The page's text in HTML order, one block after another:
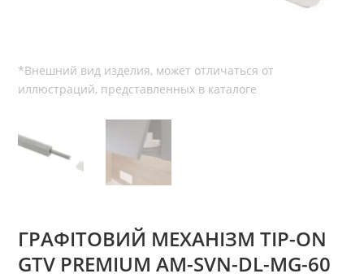
ГРАФІТОВИЙ МЕХАНІЗМ TIP-ON
GTV PREMIUM AM-SVN-DL-MG-60